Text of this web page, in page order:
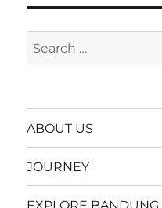
Search
for:
ABOUT US
JOURNEY
EXPLORE BANDUNG